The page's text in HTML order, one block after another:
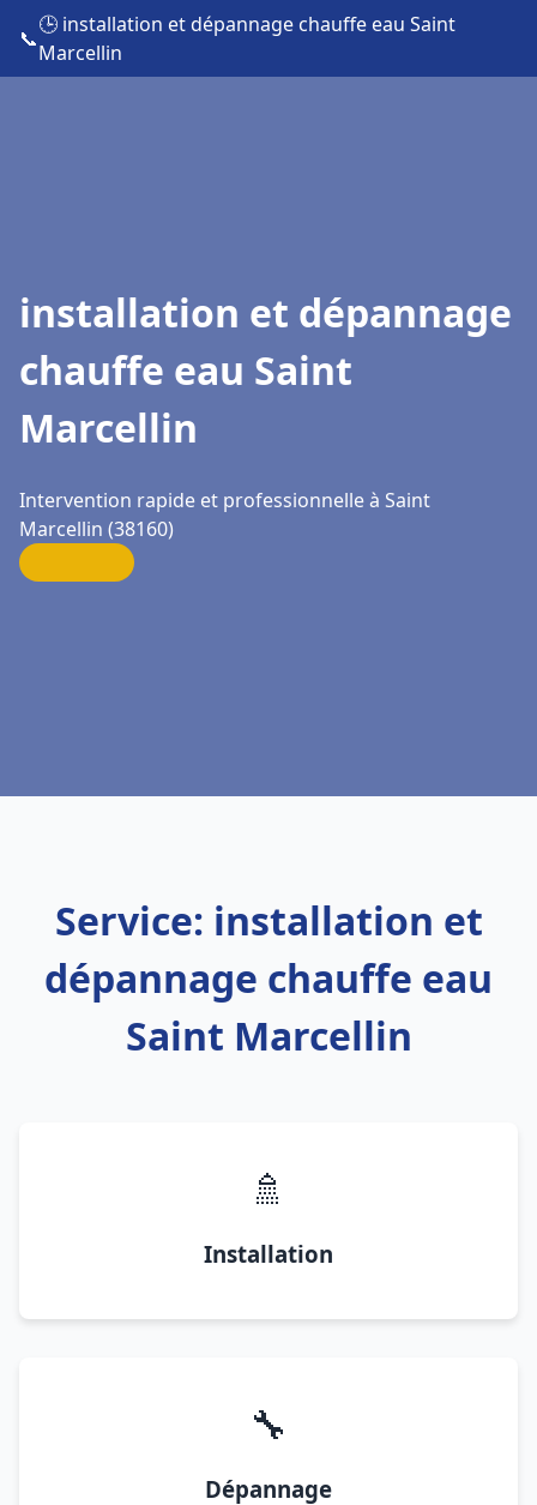
📞
🕒 installation et dépannage chauffe eau Saint
Marcellin
installation et dépannage
chauffe eau Saint
Marcellin
Intervention rapide et professionnelle à Saint
Marcellin (38160)
Service: installation et
dépannage chauffe eau
Saint Marcellin
🚿
Installation
🔧
Dépannage